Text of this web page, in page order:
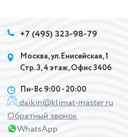
+7 (495) 323-98-79
Москва, ул.Енисейская, 1
Стр. 3, 4 этаж, Офис 3406
Пн-Вс 9:00 - 20:00
daikin@klimat-master.ru
Обратный звонок
WhatsApp